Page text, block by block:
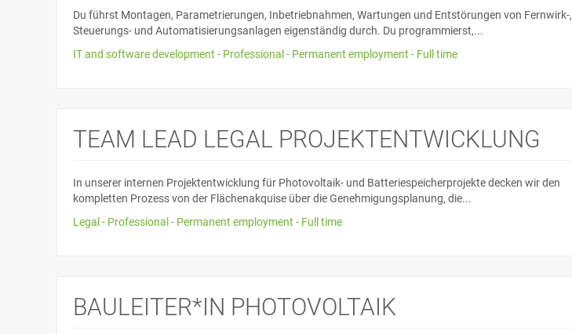
Du führst Montagen, Parametrierungen, Inbetriebnahmen, Wartungen und Entstörungen von Fernwirk-,
Steuerungs- und Automatisierungsanlagen eigenständig durch. Du programmierst,...
IT and software development - Professional - Permanent employment - Full time
TEAM LEAD LEGAL PROJEKTENTWICKLUNG
In unserer internen Projektentwicklung für Photovoltaik- und Batteriespeicherprojekte decken wir den
kompletten Prozess von der Flächenakquise über die Genehmigungsplanung, die...
Legal - Professional - Permanent employment - Full time
BAULEITER*IN PHOTOVOLTAIK